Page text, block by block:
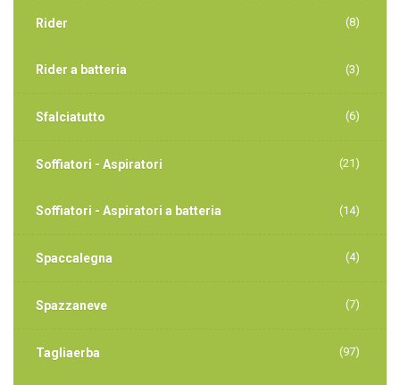
Rider (8)
Rider a batteria (3)
Sfalciatutto (6)
Soffiatori - Aspiratori (21)
Soffiatori - Aspiratori a batteria (14)
Spaccalegna (4)
Spazzaneve (7)
Tagliaerba (97)